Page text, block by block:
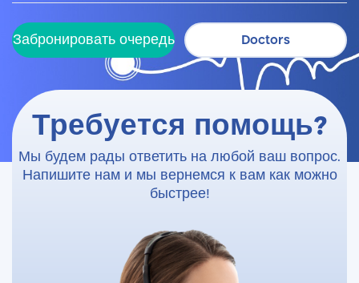
Забронировать очередь Doctors
Требуется помощь?
Мы будем рады ответить на любой ваш вопрос.
Напишите нам и мы вернемся к вам как можно
быстрее!